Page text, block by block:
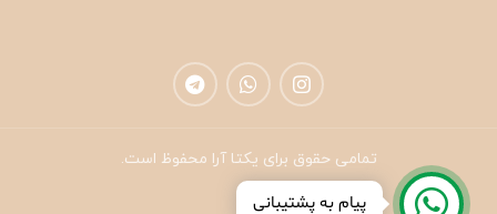
تمامی حقوق برای یکتا آرا محفوظ است.
پیام به پشتیبانی